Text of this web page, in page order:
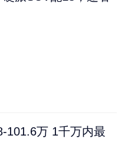
101.6万 1千万内最